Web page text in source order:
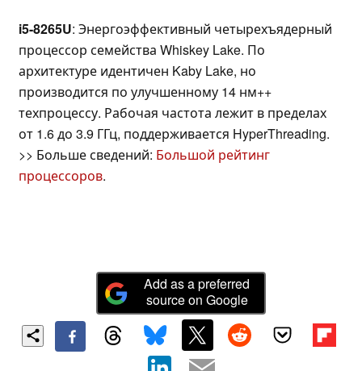
i5-8265U: Энергоэффективный четырехъядерный
процессор семейства Whiskey Lake. По
архитектуре идентичен Kaby Lake, но
производится по улучшенному 14 нм++
техпроцессу. Рабочая частота лежит в пределах
от 1.6 до 3.9 ГГц, поддерживается HyperThreading.
>> Больше сведений: Большой рейтинг
процессоров.
Add as a preferred
source on Google